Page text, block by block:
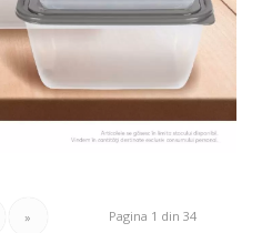
Pagina 1 din 34
»